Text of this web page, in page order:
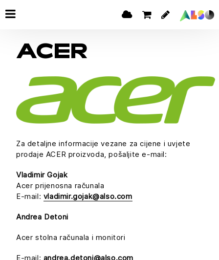
ACER
Za detaljne informacije vezane za cijene i uvjete
prodaje ACER proizvoda, pošaljite e-mail:
Vladimir Gojak
Acer prijenosna računala
E-mail: vladimir.gojak@also.com
Andrea Detoni
Acer stolna računala i monitori
E-mail: andrea.detoni@also.com